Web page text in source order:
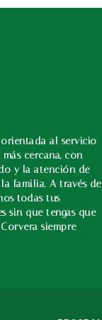
al servicio
cercana, con
y la atención de
familia. A través de
todas tus
sin que tengas que
siempre